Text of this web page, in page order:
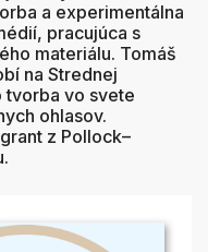
a experimentálna
pracujúca s
materiálu. Tomáš
na Strednej
tvorba vo svete
ohlasov.
z Pollock–